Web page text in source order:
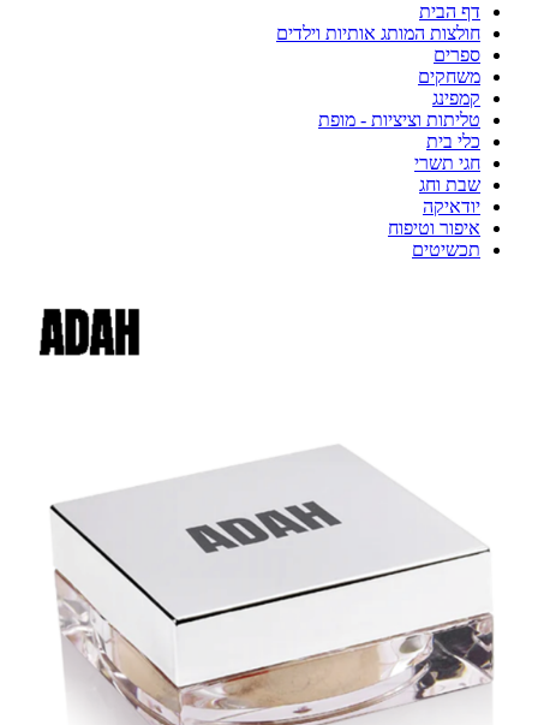
דף הבית
חולצות המותג אותיות וילדים
ספרים
משחקים
קמפינג
טליתות וציציות - מופת
כלי בית
חגי תשרי
שבת וחג
יודאיקה
איפור וטיפוח
תכשיטים